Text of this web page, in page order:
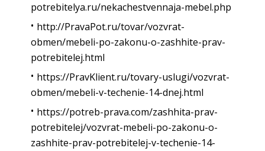
potrebitelya.ru/nekachestvennaja-mebel.php
http://PravaPot.ru/tovar/vozvrat-
obmen/mebeli-po-zakonu-o-zashhite-prav-
potrebitelej.html
https://PravKlient.ru/tovary-uslugi/vozvrat-
obmen/mebeli-v-techenie-14-dnej.html
https://potreb-prava.com/zashhita-prav-
potrebitelej/vozvrat-mebeli-po-zakonu-o-
zashhite-prav-potrebitelej-v-techenie-14-